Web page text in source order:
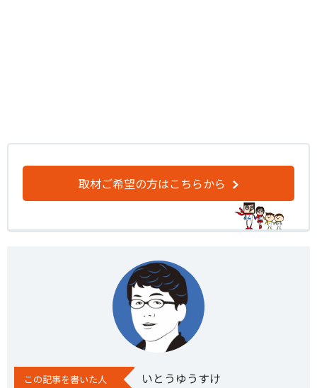
取材ご希望の方はこちらから
この記事を書いた人 いとうゆうすけ